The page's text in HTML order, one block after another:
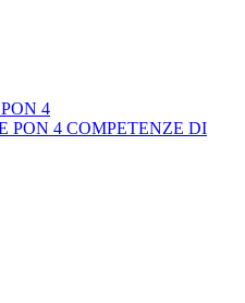
4
PON 4 COMPETENZE DI